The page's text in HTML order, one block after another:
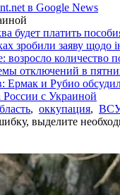
в Google News
будет платить
зробили заяву щодо
количество
отключений в
Ермак и Рубио
с Украиной
, оккупация, ВСУ
выделите